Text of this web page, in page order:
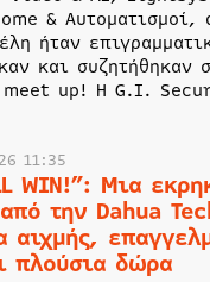
& Αυτοματισμοί,
ήταν
και συζητήθηκαν
meet up! Η G.I.
11:35
WIN!”: Μια
την Dahua
αιχμής,
πλούσια δώρα